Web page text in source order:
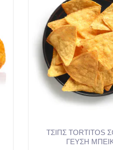
ΤΣΙΠΣ TORTITOS
ΓΕΥΣΗ